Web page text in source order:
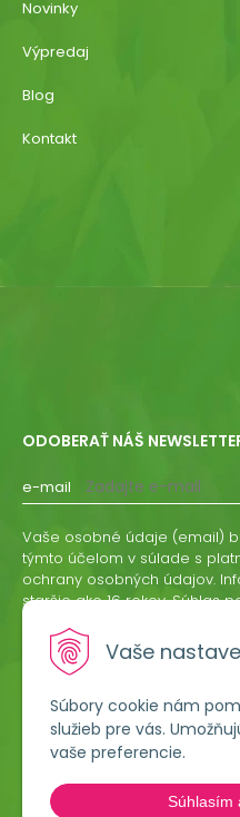
Vaše
Súbory cookie nám
služieb pre vás.
vaše preferencie.
Súhlasím
Lumigreen, s.r.o.
Novinky
Výpredaj
Blog
Kontakt
ODOBERAŤ NÁŠ
e-mail
ODOBERAŤ
Vaše osobné údaje (email)
týmto účelom v súlade s
ochrany osobných údajov.
staršie ako 16 rokov. Súhlas
odvolať písomne, emailom
ktoréhokoľvek informačného